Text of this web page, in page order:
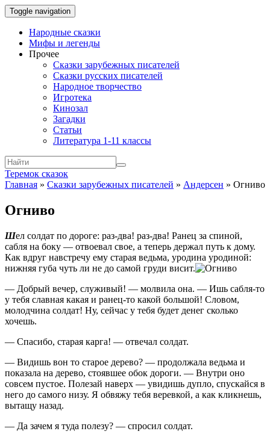
Toggle navigation
Народные сказки
Мифы и легенды
Прочее
Сказки зарубежных писателей
Сказки русских писателей
Народное творчество
Игротека
Кинозал
Загадки
Статьи
Литература 1-11 классы
Теремок сказок
Главная » Сказки зарубежных писателей » Андерсен » Огниво
Огниво
Шел солдат по дороге: раз-два! раз-два! Ранец за спиной,
сабля на боку — отвоевал свое, а теперь держал путь к дому.
Как вдруг навстречу ему старая ведьма, уродина уродиной:
нижняя губа чуть ли не до самой груди висит.
— Добрый вечер, служивый! — молвила она. — Ишь сабля-то
у тебя славная какая и ранец-то какой большой! Словом,
молодчина солдат! Ну, сейчас у тебя будет денег сколько
хочешь.
— Спасибо, старая карга! — отвечал солдат.
— Видишь вон то старое дерево? — продолжала ведьма и
показала на дерево, стоявшее обок дороги. — Внутри оно
совсем пустое. Полезай наверх — увидишь дупло, спускайся в
него до самого низу. Я обвяжу тебя веревкой, а как кликнешь,
вытащу назад.
— Да зачем я туда полезу? — спросил солдат.